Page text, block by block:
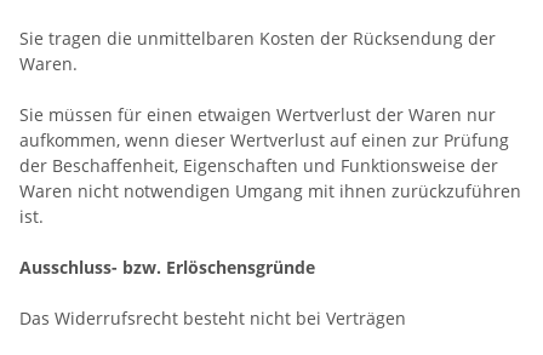
Sie tragen die unmittelbaren Kosten der Rücksendung der
Waren.
Sie müssen für einen etwaigen Wertverlust der Waren nur
aufkommen, wenn dieser Wertverlust auf einen zur Prüfung
der Beschaffenheit, Eigenschaften und Funktionsweise der
Waren nicht notwendigen Umgang mit ihnen zurückzuführen
ist.
Ausschluss- bzw. Erlöschensgründe
Das Widerrufsrecht besteht nicht bei Verträgen